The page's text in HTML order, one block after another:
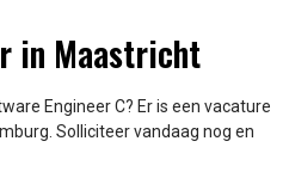
in Maastricht
Engineer C? Er is een vacature
Solliciteer vandaag nog en